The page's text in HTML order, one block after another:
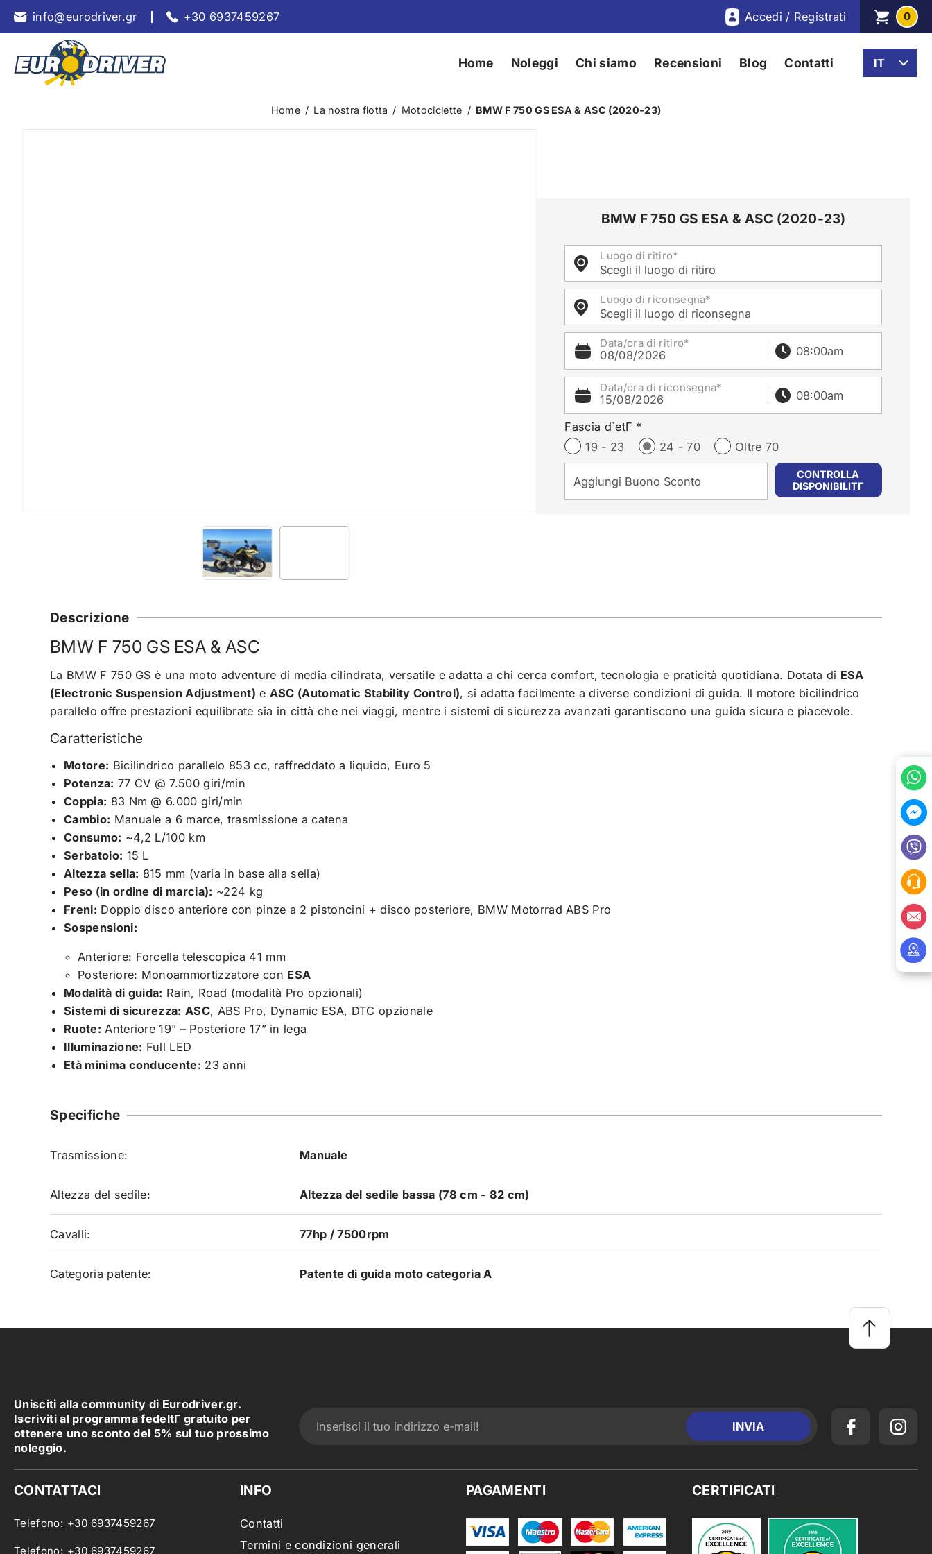
info@eurodriver.gr +30 6937459267 Accedi / Registrati 0
Home Noleggi Chi siamo Recensioni Blog Contatti
Home / La nostra flotta / Motociclette / BMW F 750 GS ESA & ASC (2020-23)
BMW F 750 GS ESA & ASC (2020-23)
Luogo di ritiro*
Scegli il luogo di ritiro
Luogo di riconsegna*
Scegli il luogo di riconsegna
Data/ora di ritiro*
08/08/2026
Data/ora di riconsegna*
15/08/2026
Fascia d`etΓ *
19 - 23
24 - 70 Oltre 70
Descrizione
BMW F 750 GS ESA & ASC
La BMW F 750 GS è una moto adventure di media cilindrata, versatile e adatta a chi cerca comfort, tecnologia e praticità quotidiana. Dotata di ESA
(Electronic Suspension Adjustment) e ASC (Automatic Stability Control), si adatta facilmente a diverse condizioni di guida. Il motore bicilindrico
parallelo offre prestazioni equilibrate sia in città che nei viaggi, mentre i sistemi di sicurezza avanzati garantiscono una guida sicura e piacevole.
Caratteristiche
Motore: Bicilindrico parallelo 853 cc, raffreddato a liquido, Euro 5
Potenza: 77 CV @ 7.500 giri/min
Coppia: 83 Nm @ 6.000 giri/min
Cambio: Manuale a 6 marce, trasmissione a catena
Consumo: ~4,2 L/100 km
Serbatoio: 15 L
Altezza sella: 815 mm (varia in base alla sella)
Peso (in ordine di marcia): ~224 kg
Freni: Doppio disco anteriore con pinze a 2 pistoncini + disco posteriore, BMW Motorrad ABS Pro
Sospensioni:
Anteriore: Forcella telescopica 41 mm
Posteriore: Monoammortizzatore con ESA
Modalità di guida: Rain, Road (modalità Pro opzionali)
Sistemi di sicurezza: ASC, ABS Pro, Dynamic ESA, DTC opzionale
Ruote: Anteriore 19” – Posteriore 17” in lega
Illuminazione: Full LED
Età minima conducente: 23 anni
Specifiche
Trasmissione: Manuale
Altezza del sedile: Altezza del sedile bassa (78 cm - 82 cm)
Cavalli: 77hp / 7500rpm
Categoria patente: Patente di guida moto categoria A
Unisciti alla community di Eurodriver.gr.
Iscriviti al programma fedeltΓ gratuito per
ottenere uno sconto del 5% sul tuo prossimo
noleggio.
CONTATTACI
Telefono: +30 6937459267
Telefono: +30 6937459267
INFO
Contatti
Termini e condizioni generali
PAGAMENTI CERTIFICATI